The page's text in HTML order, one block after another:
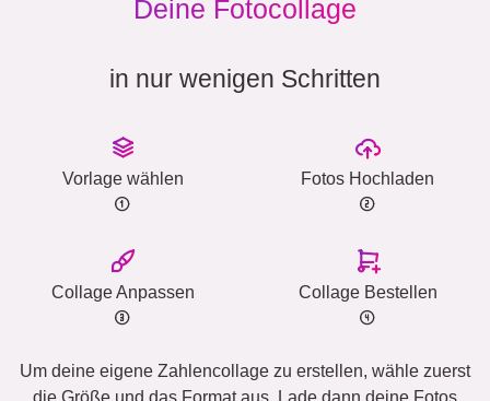
Deine Fotocollage
in nur wenigen Schritten
Vorlage wählen Fotos Hochladen
Collage Anpassen Collage Bestellen
Um deine eigene Zahlencollage zu erstellen, wähle zuerst